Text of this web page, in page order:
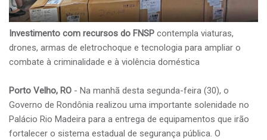
Investimento com recursos do FNSP contempla viaturas,
drones, armas de eletrochoque e tecnologia para ampliar o
combate à criminalidade e à violência doméstica
Porto Velho, RO - Na manhã desta segunda-feira (30), o
Governo de Rondônia realizou uma importante solenidade no
Palácio Rio Madeira para a entrega de equipamentos que irão
fortalecer o sistema estadual de segurança pública. O